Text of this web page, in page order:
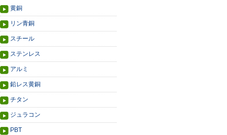
黄銅
リン青銅
スチール
ステンレス
アルミ
鉛レス黄銅
チタン
ジュラコン
PBT